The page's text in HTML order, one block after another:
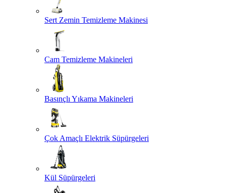
Sert Zemin Temizleme Makinesi
Cam Temizleme Makineleri
Basınçlı Yıkama Makineleri
Çok Amaçlı Elektrik Süpürgeleri
Kül Süpürgeleri